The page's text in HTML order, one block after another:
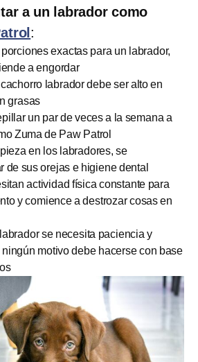
a un labrador como
:
exactas para un labrador,
a engordar
labrador debe ser alto en
grasas
un par de veces a la semana a
Zuma de Paw Patrol
en los labradores, se
de sus orejas e higiene dental
actividad física constante para
y comience a destrozar cosas en
se necesita paciencia y
motivo debe hacerse con base